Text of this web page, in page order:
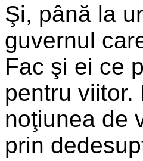
Şi, până la
guvernul
Fac şi ei ce
pentru viitor.
noţiunea de
prin